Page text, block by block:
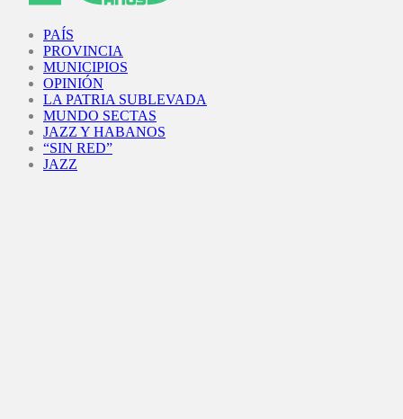
PAÍS
PROVINCIA
MUNICIPIOS
OPINIÓN
LA PATRIA SUBLEVADA
MUNDO SECTAS
JAZZ Y HABANOS
“SIN RED”
JAZZ